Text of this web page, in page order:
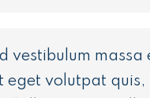
vestibulum massa
eget volutpat quis,